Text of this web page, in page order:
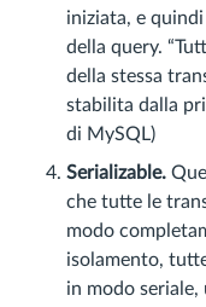
iniziata, e
della query.
della stessa
stabilita dalla
di MySQL)
Serializable.
che tutte le
modo
isolamento,
in modo seriale,